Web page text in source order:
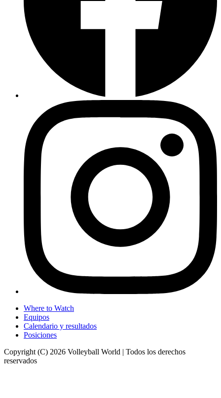
Where to Watch
Equipos
Calendario y resultados
Posiciones
Copyright (C) 2026 Volleyball World | Todos los derechos
reservados